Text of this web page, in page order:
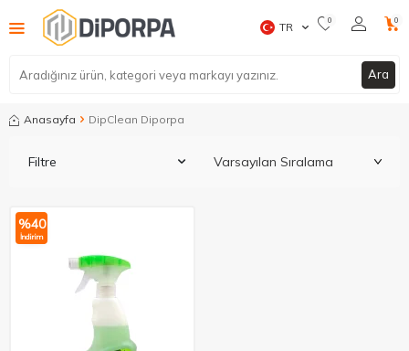
Ara
TR 0 0
Anasayfa DipClean Diporpa
Filtre
%40
İndirim